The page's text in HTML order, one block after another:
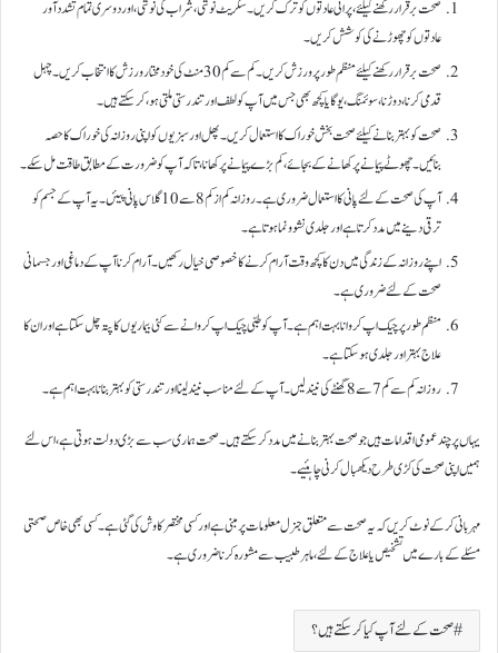
صحت برقرار رکھنے کیلئے ، پرانی عادتوں کو ترک کریں۔ سگریٹ نوشی ، شراب کی نوشی ، اور دوسری تمام تشدد آور
عادتوں کو چھوڑنے کی کوشش کریں۔
صحت برقرار رکھنے کیلئے منظم طور پر ورزش کریں۔ کم سے کم 30 منٹ کی خود مختار ورزش کا انتخاب کریں۔ چہل
قدمی کرنا ، دوڑنا ، سوئمنگ ، یوگا یا کچھ بھی جس میں آپ کو لطف اور تندرستی ملتی ہو ، کر سکتے ہیں۔
صحت کو بہتر بنانے کیلئے صحت بخش خوراک کا استعمال کریں۔ پھل اور سبزیوں کو اپنی روزانہ کی خوراک کا حصہ
بنائیں۔ چھوٹے پیمانے پر کھانے کے بجائے ، کم بڑے پیمانے پر کھانا ، تاکہ آپ کو ضرورت کے مطابق طاقت مل سکے۔
آپ کی صحت کے لئے پانی کا استعمال ضروری ہے۔ روزانہ کم از کم 8 سے 10 گلاس پانی پیئں۔ یہ آپ کے جسم کو
ترقی دینے میں مدد کرتا ہے اور جلدی نشوونما ہوتا ہے۔
اپنے روزانہ کے زندگی میں دن کا کچھ وقت آرام کرنے کا خصوصی خیال رکھیں۔ آرام کرنا آپ کے دماغی اور جسمانی
صحت کے لئے ضروری ہے۔
منظم طور پر چیک اپ کروانا بہت اہم ہے۔ آپ کو طبی چیک اپ کروانے سے کئی بیماریوں کا پتہ چل سکتا ہے اور ان کا
علاج بہتر اور جلدی ہو سکتا ہے۔
روزانہ کم سے کم 7 سے 8 گھنٹے کی نیند لیں۔ آپ کے لئے مناسب نیند لینا اور تندرستی کو بہتر بنانا بہت اہم ہے۔
یہاں پر چند عمومی اقدامات ہیں جو صحت بہتر بنانے میں مدد کر سکتے ہیں۔ صحت ہماری سب سے بڑی دولت ہوتی ہے ، اس لئے
ہمیں اپنی صحت کی کڑی طرح دیکھبال کرنی چاہئیے۔
مہربانی کرکے نوٹ کریں کہ یہ صحت سے متعلق جنرل معلومات پر مبنی ہے اور کسی مختصر کاوش کی گئی ہے۔ کسی بھی خاص صحتی
مسئلے کے بارے میں تشخیص یا علاج کے لئے ، ماہر طبیب سے مشورہ کرنا ضروری ہے۔
صحت کے لئے آپ کیا کر سکتے ہیں؟